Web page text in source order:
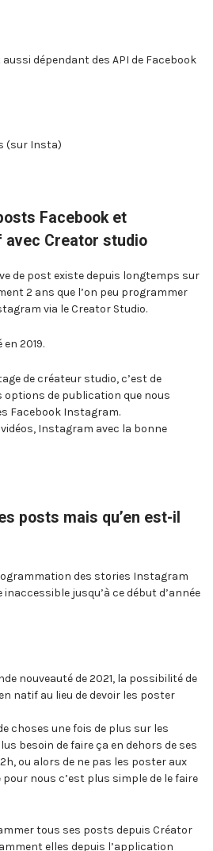
dépendant des API de Facebook
(sur Insta)
Facebook et
Creator studio
de post existe depuis longtemps sur
2 ans que l’on peu programmer
via le Creator Studio.
2019.
de créateur studio, c’est de
options de publication que nous
Facebook Instagram.
Instagram avec la bonne
posts mais qu’en est-il
des stories Instagram
inaccessible jusqu’à ce début d’année
nouveauté de 2021, la possibilité de
natif au lieu de devoir les poster
choses une fois de plus sur les
besoin de faire ça en dehors de ses
ou alors de ne pas les poster aux
nous c’est plus simple de le faire
tous ses posts depuis Créator
elles depuis l’application